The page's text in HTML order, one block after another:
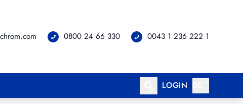
0800 24 66 330 0043 1 236 222 1
LOGIN